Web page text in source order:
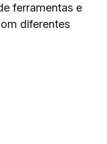
ferramentas e
diferentes